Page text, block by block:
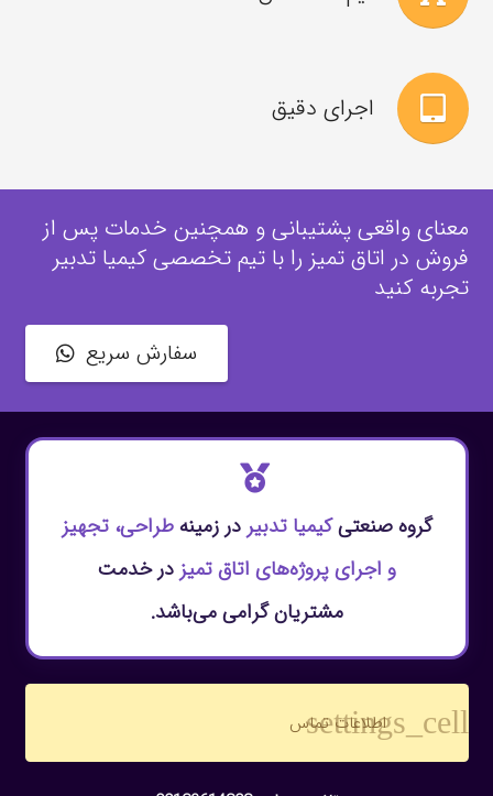
اجرای دقیق
معنای واقعی پشتیبانی و همچنین خدمات پس از
فروش در اتاق تمیز را با تیم تخصصی کیمیا تدبیر
تجربه کنید
سفارش سریع
گروه صنعتیکیمیا تدبیر در زمینهطراحی، تجهیز
و اجرای پروژه‌های اتاق تمیز در خدمت
مشتریان گرامی می‌باشد.
settings_cell
اطلاعات تماس